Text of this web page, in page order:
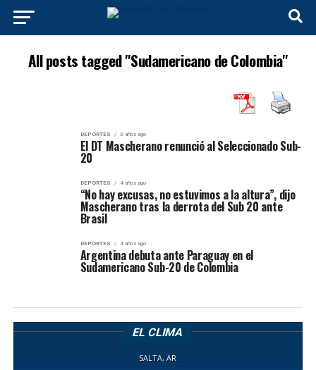
All posts tagged "Sudamericano de Colombia"
DEPORTES 3 años ago
El DT Mascherano renunció al Seleccionado Sub-
20
DEPORTES 4 años ago
“No hay excusas, no estuvimos a la altura”, dijo
Mascherano tras la derrota del Sub 20 ante
Brasil
DEPORTES 4 años ago
Argentina debuta ante Paraguay en el
Sudamericano Sub-20 de Colombia
EL CLIMA
SALTA, AR